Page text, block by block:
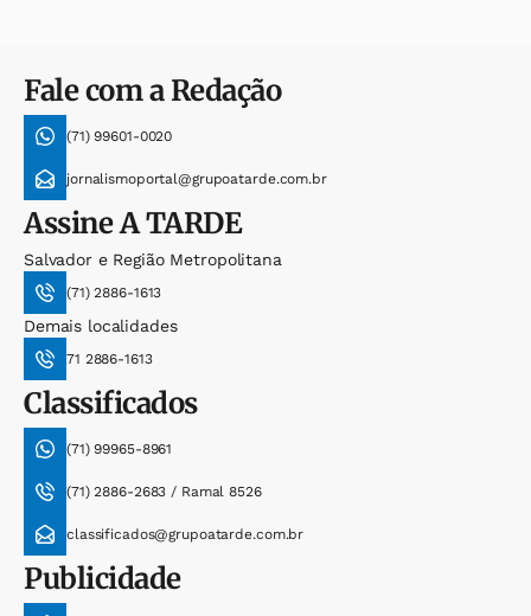
Fale com a Redação
(71) 99601-0020
jornalismoportal@grupoatarde.com.br
AssineA TARDE
Salvador e Região Metropolitana
(71) 2886-1613
Demais localidades
71 2886-1613
Classificados
(71) 99965-8961
(71) 2886-2683 / Ramal 8526
classificados@grupoatarde.com.br
Publicidade